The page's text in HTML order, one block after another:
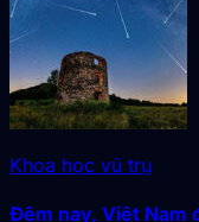
Khoa học vũ trụ
Đêm nay, Việt Nam